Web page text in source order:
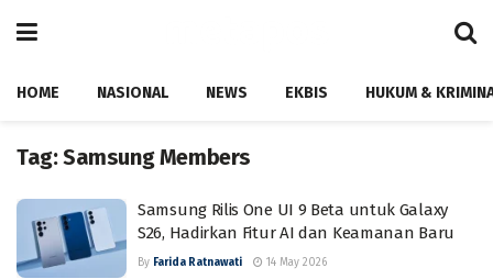
HOME NASIONAL NEWS EKBIS HUKUM &
Tag:Samsung Members
Samsung Rilis One UI 9 Beta untuk Galaxy
S26, Hadirkan Fitur AI dan Keamanan Baru
By Farida Ratnawati 14 May 2026